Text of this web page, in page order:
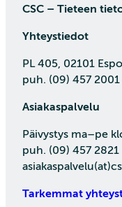
CSC – Tieteen
Yhteystiedot
PL 405, 02101
puh. (09) 457 2001
Asiakaspalvelu
Päivystys ma–pe
puh. (09) 457 2821
Tarkemmat